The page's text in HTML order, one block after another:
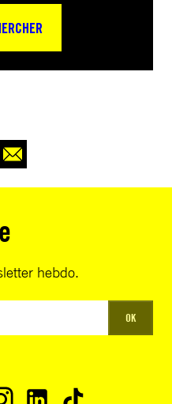
hebdo.
OK